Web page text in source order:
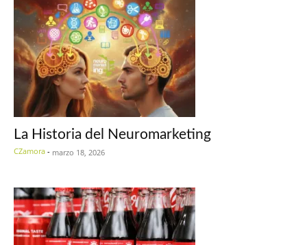
La Historia del Neuromarketing
CZamora - marzo 18, 2026